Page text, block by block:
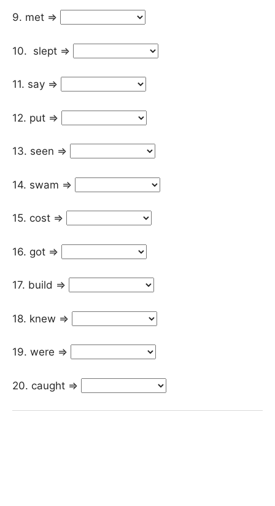
9. met =>
10. slept =>
11. say =>
12. put =>
13. seen =>
14. swam =>
15. cost =>
16. got =>
17. build =>
18. knew =>
19. were =>
20. caught =>